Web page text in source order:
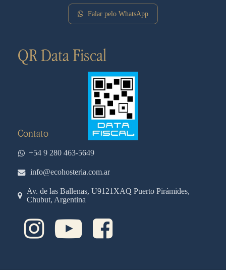
Falar pelo WhatsApp
QR Data Fiscal
Contato
+54 9 280 463-5649
info@ecohosteria.com.ar
Av. de las Ballenas, U9121XAQ Puerto Pirámides,
Chubut, Argentina